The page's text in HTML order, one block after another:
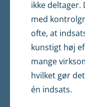
ikke deltager.
med
ofte, at
kunstigt høj
mange
hvilket gør
én indsats.